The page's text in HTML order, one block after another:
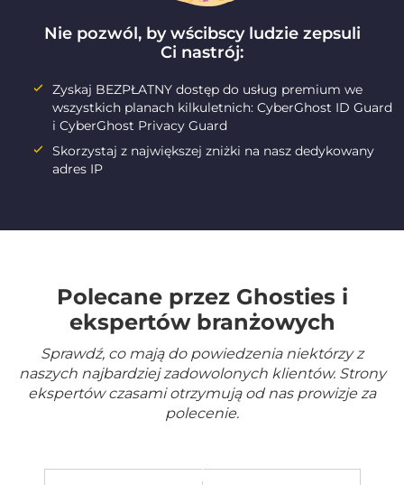
Nie pozwól, by wścibscy ludzie zepsuli
Ci nastrój:
Zyskaj BEZPŁATNY dostęp do usług premium we
wszystkich planach kilkuletnich: CyberGhost ID Guard
i CyberGhost Privacy Guard
Skorzystaj z największej zniżki na nasz dedykowany
adres IP
Polecane przez Ghosties i
ekspertów branżowych
Sprawdź, co mają do powiedzenia niektórzy z
naszych najbardziej zadowolonych klientów. Strony
ekspertów czasami otrzymują od nas prowizje za
polecenie.